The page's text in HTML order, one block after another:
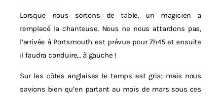
Lorsque nous sortons de table, un magicien a
remplacé la chanteuse. Nous ne nous attardons pas,
l’arrivée à Portsmouth est prévue pour 7h45 et ensuite
il faudra conduire… à gauche !
Sur les côtes anglaises le temps est gris; mais nous
savions bien qu’en partant au mois de mars sous ces